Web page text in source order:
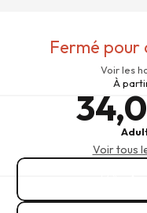
Fermé pour
Voir les
À
Voir tous